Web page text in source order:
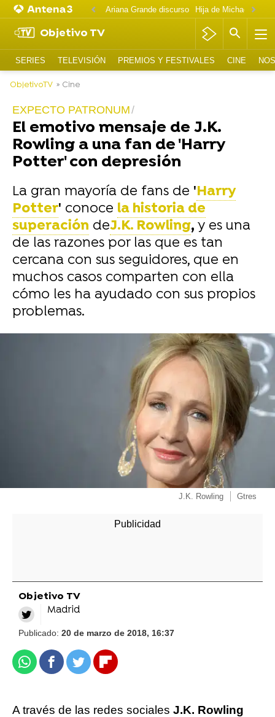
Ariana Grande discurso
Objetivo TV
SERIES TELEVISIÓN PREMIOS Y FESTIVALES CINE
ObjetivoTV » Cine
EXPECTO PATRONUM
El emotivo mensaje de J.K.
Rowling a una fan de 'Harry
Potter' con depresión
La gran mayoría de fans de 'Harry
Potter' conoce la historia de
superación deJ.K. Rowling, y es una
de las razones por las que es tan
cercana con sus seguidores, que en
muchos casos comparten con ella
cómo les ha ayudado con sus propios
problemas.
-
J.K. Rowling Gtres
Objetivo TV
Madrid
Publicado: 20 de marzo de 2018, 16:37
WhatsappFacebook
TwitterFlipboard
A través de las redes sociales J.K. Rowling